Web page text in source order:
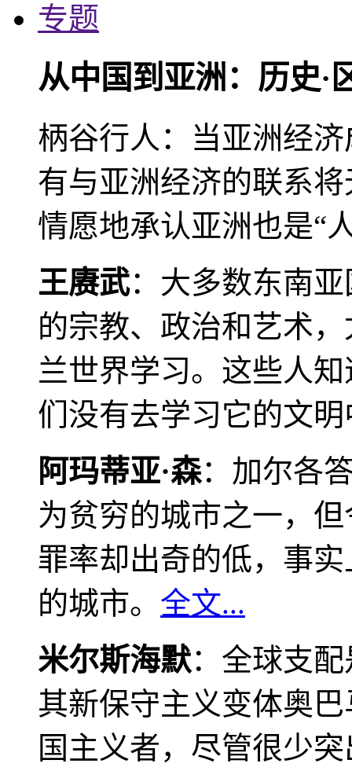
专题
从中国到亚洲：历史·
柄谷行人：当亚洲经
有与亚洲经济的联系
情愿地承认亚洲也是“
王赓武：大多数东南
的宗教、政治和艺术
兰世界学习。这些人
们没有去学习它的文
阿玛蒂亚·森：加尔各
为贫穷的城市之一，
罪率却出奇的低，事
的城市。 全文...
米尔斯海默：全球支
其新保守主义变体奥
国主义者，尽管很少